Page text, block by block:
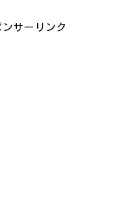
ンサーリンク